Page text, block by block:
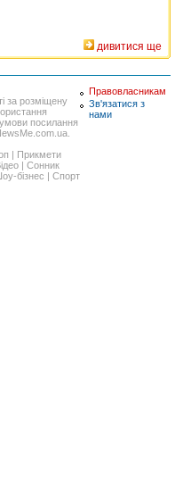
дивитися ще
за розміщену
умови посилання
| Прикмети
| Сонник
бізнес | Спорт
Правовласникам
Зв'язатися з
нами